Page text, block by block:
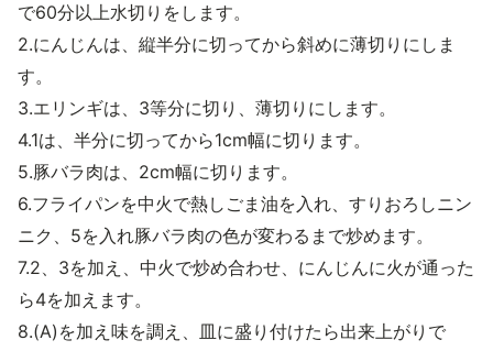
で60分以上水切りをします。
2.にんじんは、縦半分に切ってから斜めに薄切りにしま
す。
3.エリンギは、3等分に切り、薄切りにします。
4.1は、半分に切ってから1cm幅に切ります。
5.豚バラ肉は、2cm幅に切ります。
6.フライパンを中火で熱しごま油を入れ、すりおろしニン
ニク、5を入れ豚バラ肉の色が変わるまで炒めます。
7.2、3を加え、中火で炒め合わせ、にんじんに火が通った
ら4を加えます。
8.(A)を加え味を調え、皿に盛り付けたら出来上がりで